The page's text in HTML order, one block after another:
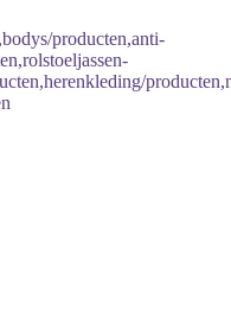
producten,anti-